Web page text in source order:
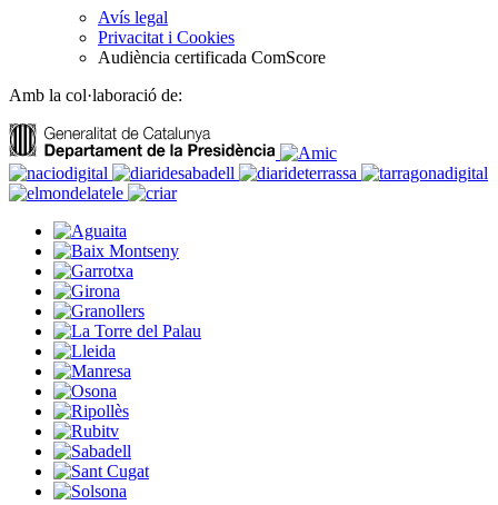
Avís legal
Privacitat i Cookies
Audiència certificada ComScore
Amb la col·laboració de: